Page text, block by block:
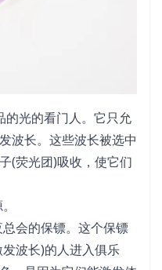
的光的看门人。它只允
波长。这些波长被选中
(荧光团)吸收，使它们
会的保镖。这个保镖
波长)的人进入俱乐